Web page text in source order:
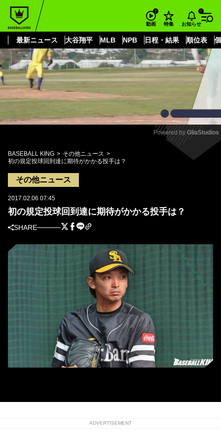
動画 特集 お知らせ
最新ニュース 大谷翔平 MLB NPB 日程・結果 順位表
もっと見る
Mute
Powered by GliaStudios
BASEBALL KING
その他ニュース
初の規定投球回到達に期待がかかる投手は？
その他ニュース
2017.02.06 07:45
初の規定投球回到達に期待がかかる投手は？
SHARE
ADVERTISEMENT